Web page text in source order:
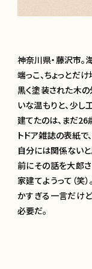
法人の方
神奈川県・藤沢市。
端っこ、ちょっとだ
黒く塗装された木の
いな温もりと、少し
建てたのは、まだ26
トドア雑誌の表紙で
自分には関係ないと
前にその話を大郎さ
家建てようって（笑
かすぎる一言だけど
必要だ。